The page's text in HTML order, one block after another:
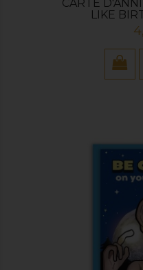
CARTE
LIKE